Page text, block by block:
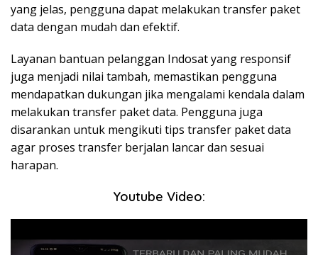
yang jelas, pengguna dapat melakukan transfer paket
data dengan mudah dan efektif.
Layanan bantuan pelanggan Indosat yang responsif
juga menjadi nilai tambah, memastikan pengguna
mendapatkan dukungan jika mengalami kendala dalam
melakukan transfer paket data. Pengguna juga
disarankan untuk mengikuti tips transfer paket data
agar proses transfer berjalan lancar dan sesuai
harapan.
Youtube Video: